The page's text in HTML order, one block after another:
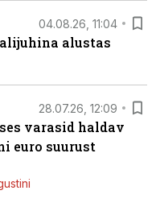
04.08.26, 11:04
alustas
28.07.26, 12:09
varasid haldav
euro suurust